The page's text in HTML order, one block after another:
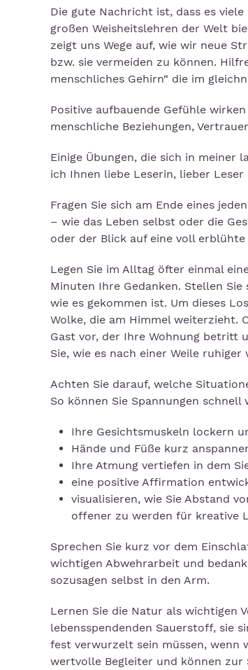
Die gute Nachricht ist, dass es
großen Weisheitslehren der Welt
zeigt uns Wege auf, wie wir neue
bzw. sie vermeiden zu können.
menschliches Gehirn“ die im
Positive aufbauende Gefühle
menschliche Beziehungen,
Einige Übungen, die sich in
ich Ihnen liebe Leserin, lieber Leser
Fragen Sie sich am Ende eines
– wie das Leben selbst oder die
oder der Blick auf eine voll erblühte
Legen Sie im Alltag öfter einmal
Minuten Ihre Gedanken. Stellen
wie es gekommen ist. Um dieses
Wolke, die am Himmel weiterzieht.
Gast vor, der Ihre Wohnung betritt
Sie, wie es nach einer Weile
Achten Sie darauf, welche
So können Sie Spannungen schnell
Ihre Gesichtsmuskeln lockern
Hände und Füße kurz
Ihre Atmung vertiefen in dem
eine positive Affirmation
visualisieren, wie Sie Abstand
offener zu werden für kreative
Sprechen Sie kurz vor dem
wichtigen Abwehrarbeit und
sozusagen selbst in den Arm.
Lernen Sie die Natur als wichtigen
lebensspendenden Sauerstoff, sie
fest verwurzelt sein müssen, wenn
wertvolle Begleiter und können zur